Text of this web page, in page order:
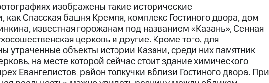
изображены такие исторические
как Спасская башня Кремля, комплекс Гостиного двора, дом
известная горожанам под названием «Казань», Сенная
церковь и другие. Кроме того, для
утраченные объекты истории Казани, среди них памятник
на месте которой сейчас стоит здание химического
Евангелистов, район толкучки вблизи Гостиного двора. При